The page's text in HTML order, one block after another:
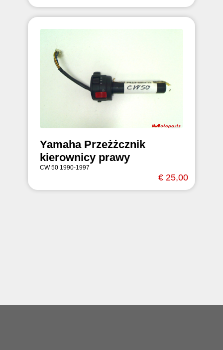
Yamaha Przeżżcznik
kierownicy prawy
CW 50 1990-1997
€ 25,00